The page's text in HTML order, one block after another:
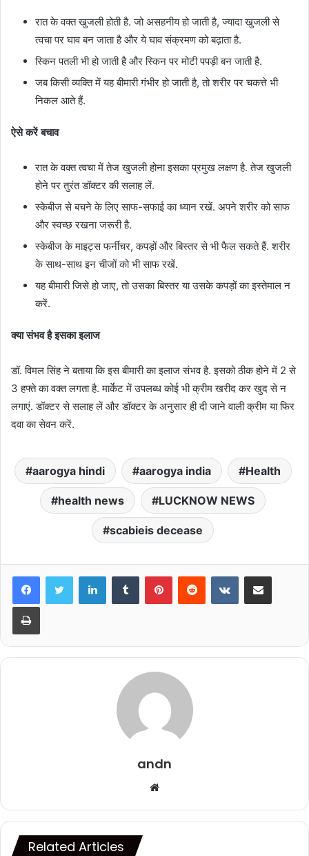
रात के वक्त खुजली होती है. जो असहनीय हो जाती है, ज्यादा खुजली से
त्वचा पर घाव बन जाता है और ये घाव संक्रमण को बढ़ाता है.
स्किन पतली भी हो जाती है और स्किन पर मोटी पपड़ी बन जाती है.
जब किसी व्यक्ति में यह बीमारी गंभीर हो जाती है, तो शरीर पर चकत्ते भी
निकल आते हैं.
ऐसे करें बचाव
रात के वक्त त्वचा में तेज खुजली होना इसका प्रमुख लक्षण है. तेज खुजली
होने पर तुरंत डॉक्टर की सलाह लें.
स्केबीज से बचने के लिए साफ-सफाई का ध्यान रखें. अपने शरीर को साफ
और स्वच्छ रखना जरूरी है.
स्केबीज के माइट्स फर्नीचर, कपड़ों और बिस्तर से भी फैल सकते हैं. शरीर
के साथ-साथ इन चीजों को भी साफ रखें.
यह बीमारी जिसे हो जाए, तो उसका बिस्तर या उसके कपड़ों का इस्तेमाल न
करें.
क्या संभव है इसका इलाज
डॉ. विमल सिंह ने बताया कि इस बीमारी का इलाज संभव है. इसको ठीक होने में 2 से
3 हफ्ते का वक्त लगता है. मार्केट में उपलब्ध कोई भी क्रीम खरीद कर खुद से न
लगाएं. डॉक्टर से सलाह लें और डॉक्टर के अनुसार ही दी जाने वाली क्रीम या फिर
दवा का सेवन करें.
aarogya hindi aarogya india Health
health news LUCKNOW NEWS
scabieis decease
LinkedInTumblr PinterestReddit VKontakteShare via Email
Print
andn
Website
Related Articles